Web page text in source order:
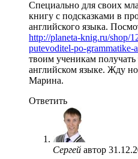
Специально для своих
книгу с подсказками в
английского языка.
http://planeta-knig.ru/shop/
putevoditel-po-grammatike-
твоим ученикам получать
английском языке. Жду
Марина.
Ответить
Сергей автор